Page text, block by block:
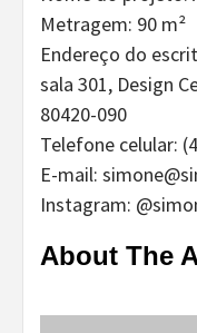
Metragem: 90 m²
Endereço do
sala 301, Design
80420-090
Telefone celular:
E-mail:
Instagram:
About The